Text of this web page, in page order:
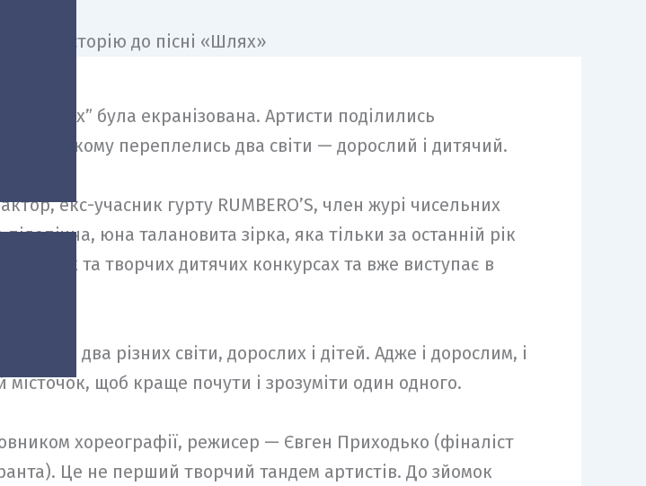
“Шлях” була екранізована. Артисти поділились
у якому переплелись два світи — дорослий і дитячий.
екс-учасник гурту RUMBERO’S, член журі чисельних
юна талановита зірка, яка тільки за останній рік
та творчих дитячих конкурсах та вже виступає в
два різних світи, дорослих і дітей. Адже і дорослим, і
щоб краще почути і зрозуміти один одного.
хореографії, режисер — Євген Приходько (фіналіст
Це не перший творчий тандем артистів. До зйомок